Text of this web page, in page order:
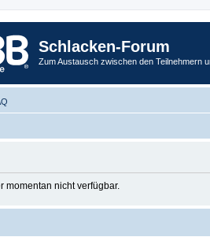
Schlacken-Forum
Zum Austausch zwischen den Teilnehmern
momentan nicht verfügbar.